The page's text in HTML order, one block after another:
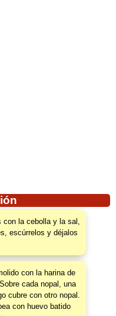
con la cebolla y la sal,
escúrrelos y déjalos
con la harina de
cada nopal, una
cubre con otro nopal.
con huevo batido